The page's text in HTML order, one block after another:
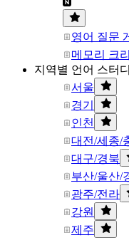
영어 질문
메모리 크
지역별 언어 스터디
서울
경기
인천
대전/세종/
대구/경북
부산/울산/
광주/전라
강원
제주